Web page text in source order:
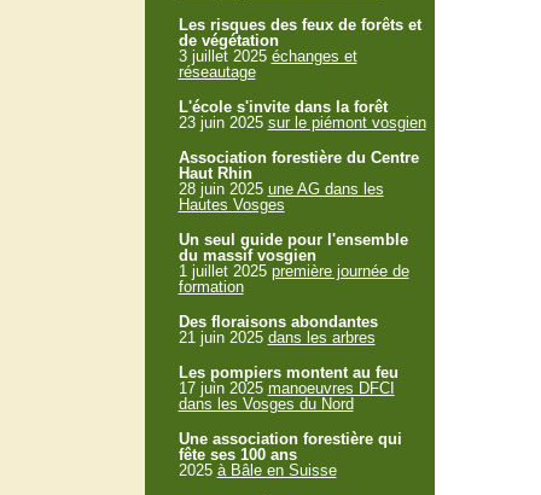
Les risques des feux de forêts et
de végétation
3 juillet 2025 échanges et
réseautage
L'école s'invite dans la forêt
23 juin 2025 sur le piémont vosgien
Association forestière du Centre
Haut Rhin
28 juin 2025 une AG dans les
Hautes Vosges
Un seul guide pour l'ensemble
du massif vosgien
1 juillet 2025 première journée de
formation
Des floraisons abondantes
21 juin 2025 dans les arbres
Les pompiers montent au feu
17 juin 2025 manoeuvres DFCI
dans les Vosges du Nord
Une association forestière qui
fête ses 100 ans
2025 à Bâle en Suisse